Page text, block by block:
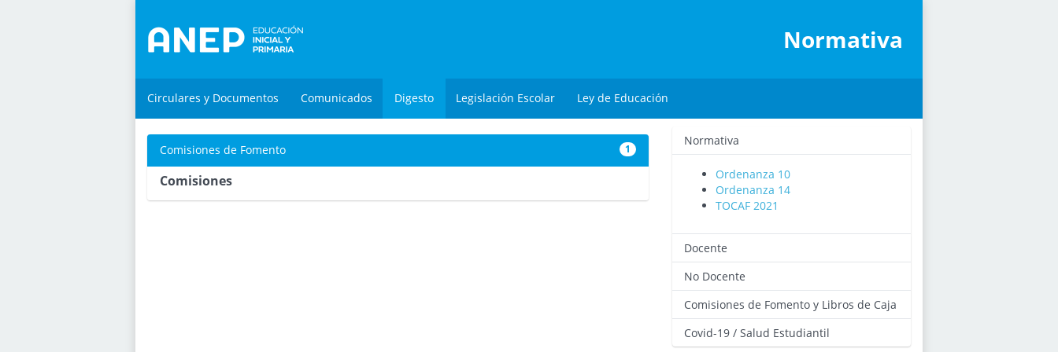
Normativa
Circulares y Documentos Comunicados Digesto Legislación Escolar Ley de Educación
Comisiones de Fomento 1
Comisiones
Normativa
Ordenanza 10
Ordenanza 14
TOCAF 2021
Docente
No Docente
Comisiones de Fomento y Libros de Caja
Covid-19 / Salud Estudiantil